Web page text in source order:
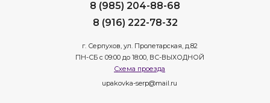
8 (985) 204-88-68
8 (916) 222-78-32
г. Серпухов, ул. Пролетарская, д.82
ПН-СБ с 09:00 до 18:00, ВС-ВЫХОДНОЙ
Схема проезда
upakovka-serp@mail.ru